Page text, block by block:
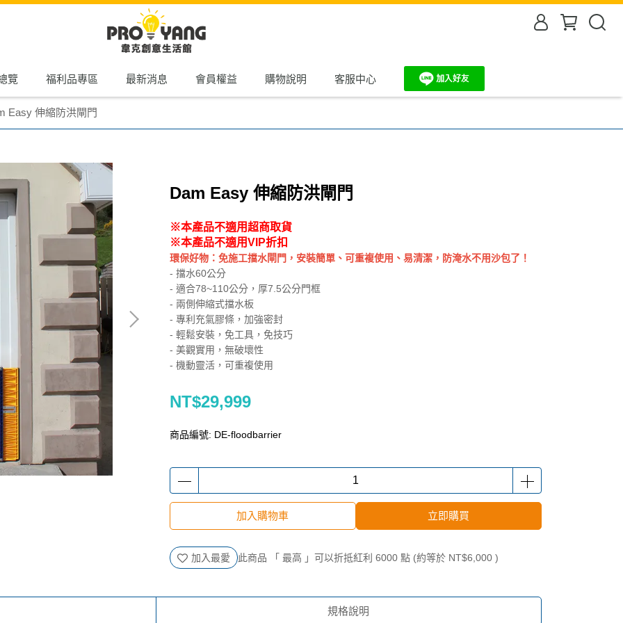
覽 福利品專區 最新消息 會員權益 購物說明 客服中心
Easy 伸縮防洪閘門
Dam Easy 伸縮防洪閘門
※本產品不適用超商取貨
※本產品不適用VIP折扣
環保好物：免施工擋水閘門，安裝簡單、可重複使用、易清潔，防淹水不用沙包了！
- 擋水60公分
- 適合78~110公分，厚7.5公分門框
- 兩側伸縮式擋水板
- 專利充氣膠條，加強密封
- 輕鬆安裝，免工具，免技巧
- 美觀實用，無破壞性
- 機動靈活，可重複使用
NT$29,999
商品編號: DE-floodbarrier
加入購物車 立即購買
加入最愛 此商品 「 最高 」可以折抵紅利 6000 點 (約等於 NT$6,000 )
規格說明